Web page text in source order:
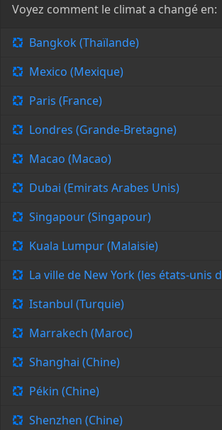
Voyez comment le climat a changé en:
Bangkok (Thaïlande)
Mexico (Mexique)
Paris (France)
Londres (Grande-Bretagne)
Macao (Macao)
Dubai (Emirats Arabes Unis)
Singapour (Singapour)
Kuala Lumpur (Malaisie)
La ville de New York (les états-unis
Istanbul (Turquie)
Marrakech (Maroc)
Shanghai (Chine)
Pékin (Chine)
Shenzhen (Chine)